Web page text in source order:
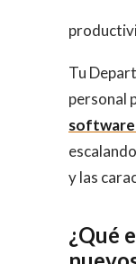
Tu
personal
y las
¿Qué